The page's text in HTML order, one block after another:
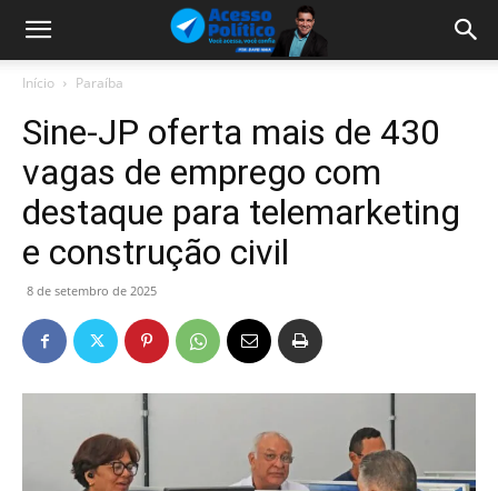
Início Paraíba
Sine-JP oferta mais de 430
vagas de emprego com
destaque para telemarketing
e construção civil
8 de setembro de 2025